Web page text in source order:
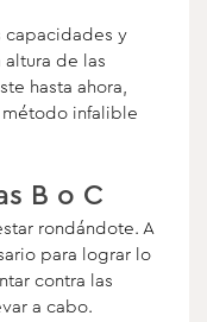
capacidades y
de las
hasta ahora,
infalible
B o C
rondándote. A
para lograr lo
contra las
a cabo.